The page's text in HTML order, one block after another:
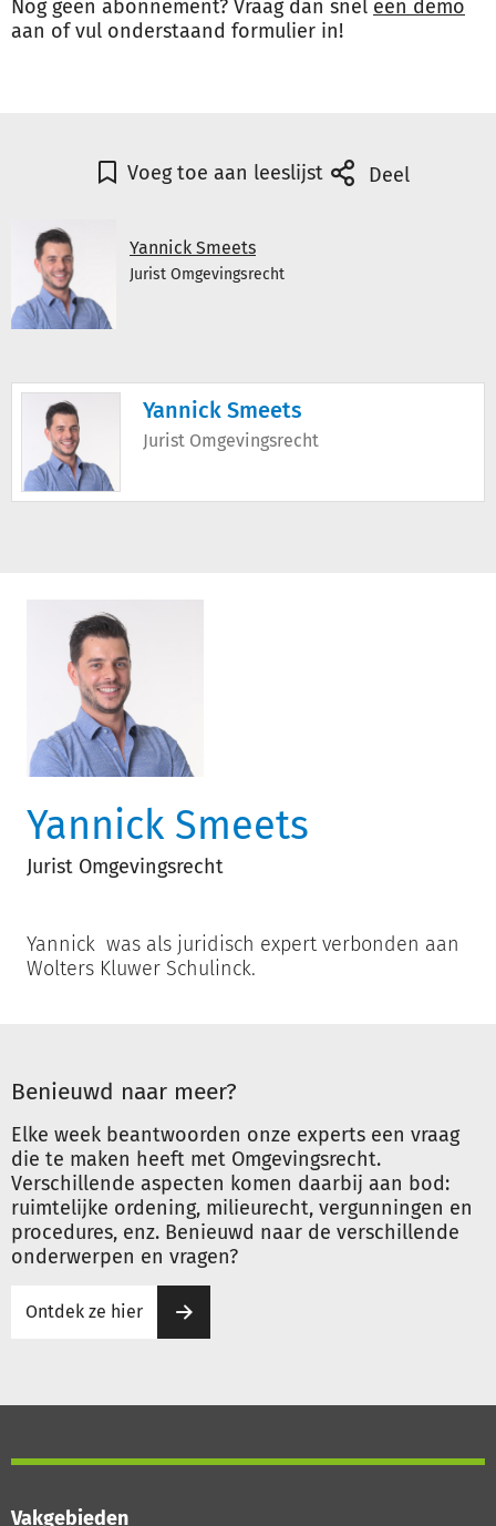
Nog geen abonnement? Vraag dan snel een demo
aan of vul onderstaand formulier in!
Voeg toe aan leeslijst Deel
Yannick Smeets
Jurist Omgevingsrecht
Yannick Smeets
Jurist Omgevingsrecht
Yannick Smeets
Jurist Omgevingsrecht
Yannick was als juridisch expert verbonden aan
Wolters Kluwer Schulinck.
Benieuwd naar meer?
Elke week beantwoorden onze experts een vraag
die te maken heeft met Omgevingsrecht.
Verschillende aspecten komen daarbij aan bod:
ruimtelijke ordening, milieurecht, vergunningen en
procedures, enz. Benieuwd naar de verschillende
onderwerpen en vragen?
Ontdek ze hier
Vakgebieden